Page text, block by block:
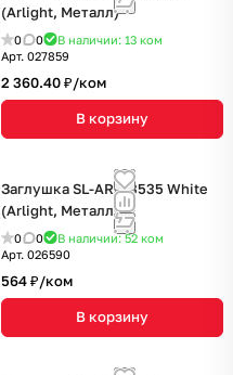
(Arlight, Металл)
0 0 В наличии: 13 ком
Арт. 027859
2 360.40 ₽/ком
В корзину
Заглушка SL-ARC-3535 White
(Arlight, Металл)
0 0 В наличии: 52 ком
Арт. 026590
564 ₽/ком
В корзину